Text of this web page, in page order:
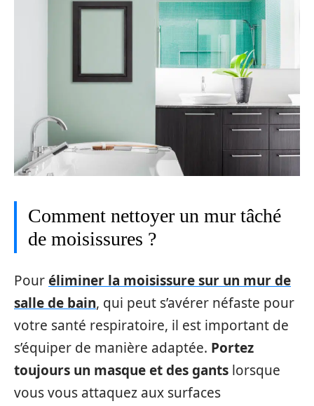
Comment nettoyer un mur tâché
de moisissures ?
Pouréliminer la moisissure sur un mur de
salle de bain, qui peut s’avérer néfaste pour
votre santé respiratoire, il est important de
s’équiper de manière adaptée. Portez
toujours un masque et des gants lorsque
vous vous attaquez aux surfaces